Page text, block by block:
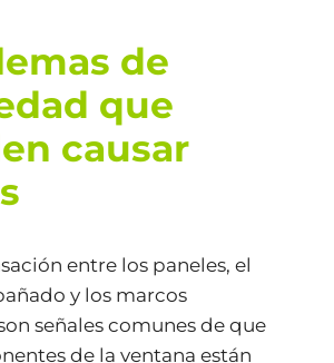
de
que
causar
entre los paneles, el
y los marcos
señales comunes de que
de la ventana están